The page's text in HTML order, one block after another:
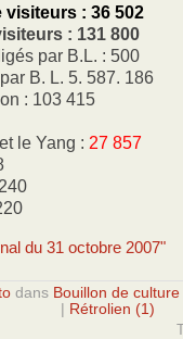
visiteurs : 36 502
: 131 800
par B.L. : 500
B. L. 5. 587. 186
: 103 415
le Yang : 27 857
du 31 octobre 2007"
dans Bouillon de culture
Rétrolien (1)